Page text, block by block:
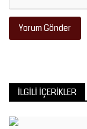
Yorum Gönder
İLGILI İÇERIKLER